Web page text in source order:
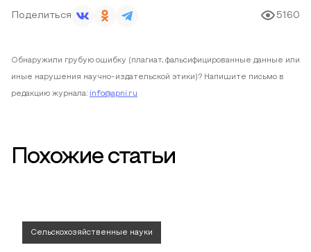
Поделиться 5160
Обнаружили грубую ошибку (плагиат, фальсифицированные данные или
иные нарушения научно-издательской этики)? Напишите письмо в
редакцию журнала: info@apni.ru
Похожие статьи
Сельскохозяйственные науки